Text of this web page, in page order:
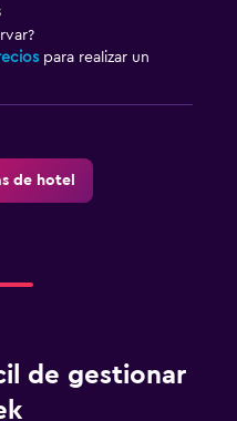
para realizar un
de hotel
de gestionar